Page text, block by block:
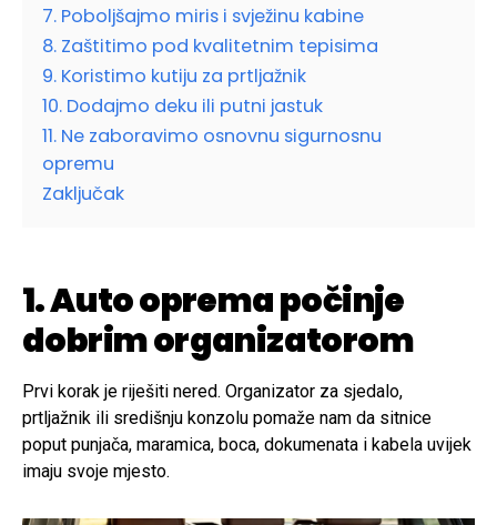
7. Poboljšajmo miris i svježinu kabine
8. Zaštitimo pod kvalitetnim tepisima
9. Koristimo kutiju za prtljažnik
10. Dodajmo deku ili putni jastuk
11. Ne zaboravimo osnovnu sigurnosnu
opremu
Zaključak
1. Auto oprema počinje
dobrim organizatorom
Prvi korak je riješiti nered. Organizator za sjedalo,
prtljažnik ili središnju konzolu pomaže nam da sitnice
poput punjača, maramica, boca, dokumenata i kabela uvijek
imaju svoje mjesto.